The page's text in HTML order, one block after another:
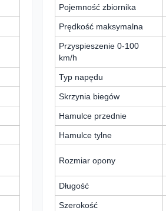
Pojemność zbiornika
Prędkość maksymalna
Przyspieszenie 0-100
km/h
Typ napędu
Skrzynia biegów
Hamulce przednie
Hamulce tylne
Rozmiar opony
Długość
Szerokość